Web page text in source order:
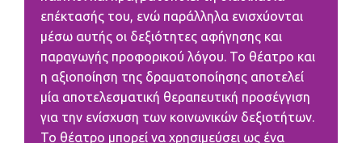
επέκτασής του, ενώ παράλληλα ενισχύονται
μέσω αυτής οι δεξιότητες αφήγησης και
παραγωγής προφορικού λόγου. Το θέατρο και
η αξιοποίηση της δραματοποίησης αποτελεί
μία αποτελεσματική θεραπευτική προσέγγιση
για την ενίσχυση των κοινωνικών δεξιοτήτων.
Το θέατρο μπορεί να χρησιμεύσει ως ένα